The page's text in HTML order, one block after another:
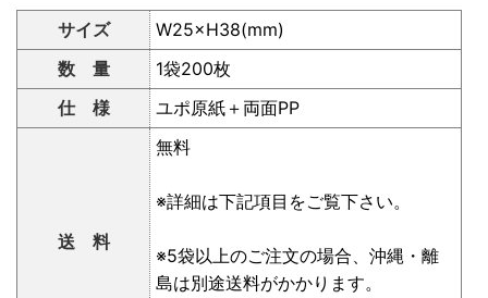
サイズ
W25×H38(mm)
数 量
1袋200枚
仕 様
ユポ原紙＋両面PP
送 料
無料
※詳細は下記項目をご覧下さい。
※5袋以上のご注文の場合、沖縄・離
島は別途送料がかかります。